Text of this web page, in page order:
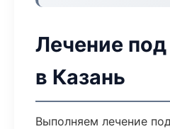
Лечение
в Казань
Выполняем лечение